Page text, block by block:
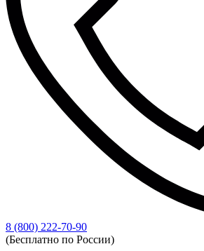
8 (800) 222-70-90
(Бесплатно по России)